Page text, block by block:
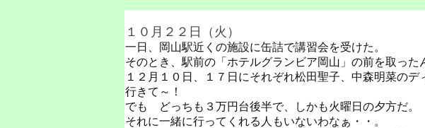
１０月２２日（火）
一日、岡山駅近くの施設に缶詰で講習会を受けた。
そのとき、駅前の「ホテルグランビア岡山」の前を取った
１２月１０日、１７日にそれぞれ松田聖子、中森明菜のデ
行きて～！
でも どっちも３万円台後半で、しかも火曜日の夕方だ。
それに一緒に行ってくれる人もいないわなぁ・・。